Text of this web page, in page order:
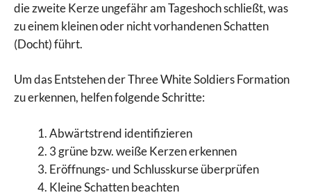
die zweite Kerze ungefähr am Tageshoch schließt, was
zu einem kleinen oder nicht vorhandenen Schatten
(Docht) führt.
Um das Entstehen der Three White Soldiers Formation
zu erkennen, helfen folgende Schritte:
Abwärtstrend identifizieren
3 grüne bzw. weiße Kerzen erkennen
Eröffnungs- und Schlusskurse überprüfen
Kleine Schatten beachten